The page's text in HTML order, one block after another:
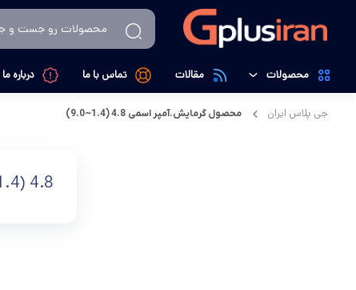
محصولات
تهویه، سرمایش و گرمایش کولرگازی
مقالات تماس با ما درباره ما
جی پلاس ایران محصول گرمایش.آمپر اسمی 4.8 (1.4~9.0)
4.8 (1.4~9.0)